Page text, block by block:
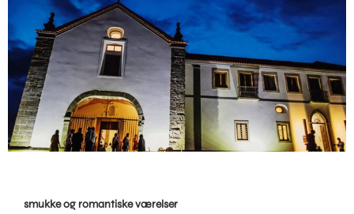
smukke og romantiske værelser